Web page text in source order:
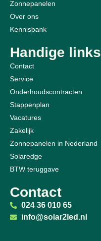
Contact
024 36 010 65
info@solar2led.nl
Handige links
Contact
Service
Onderhoudscontracten
Stappenplan
Vacatures
Zakelijk
Zonnepanelen in Nederland
Solaredge
BTW teruggave
Zonnepanelen
Over ons
Kennisbank